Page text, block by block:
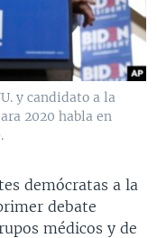
y candidato a la
2020 habla en
demócratas a la
debate
médicos y de